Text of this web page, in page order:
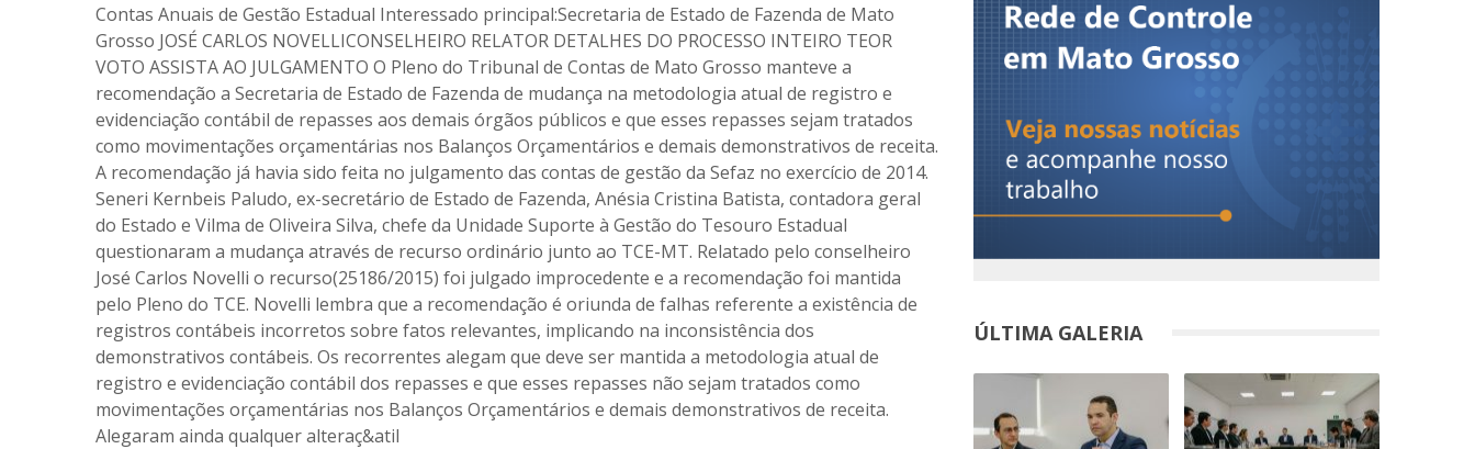
Contas Anuais de Gestão Estadual Interessado principal:Secretaria de Estado de Fazenda de Mato
Grosso JOSÉ CARLOS NOVELLICONSELHEIRO RELATOR DETALHES DO PROCESSO INTEIRO TEOR
VOTO ASSISTA AO JULGAMENTO O Pleno do Tribunal de Contas de Mato Grosso manteve a
recomendação a Secretaria de Estado de Fazenda de mudança na metodologia atual de registro e
evidenciação contábil de repasses aos demais órgãos públicos e que esses repasses sejam tratados
como movimentações orçamentárias nos Balanços Orçamentários e demais demonstrativos de receita.
A recomendação já havia sido feita no julgamento das contas de gestão da Sefaz no exercício de 2014.
Seneri Kernbeis Paludo, ex-secretário de Estado de Fazenda, Anésia Cristina Batista, contadora geral
do Estado e Vilma de Oliveira Silva, chefe da Unidade Suporte à Gestão do Tesouro Estadual
questionaram a mudança através de recurso ordinário junto ao TCE-MT. Relatado pelo conselheiro
José Carlos Novelli o recurso(25186/2015) foi julgado improcedente e a recomendação foi mantida
pelo Pleno do TCE. Novelli lembra que a recomendação é oriunda de falhas referente a existência de
registros contábeis incorretos sobre fatos relevantes, implicando na inconsistência dos
demonstrativos contábeis. Os recorrentes alegam que deve ser mantida a metodologia atual de
registro e evidenciação contábil dos repasses e que esses repasses não sejam tratados como
movimentações orçamentárias nos Balanços Orçamentários e demais demonstrativos de receita.
Alegaram ainda qualquer alteraç&atil
ÚLTIMA GALERIA